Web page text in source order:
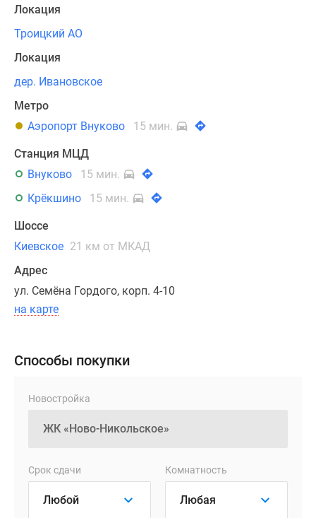
монолитно-
кирпичной
технологии,
обеспечивает
всем
зданиям
дополнительную
прочность
и
теплоизоляционные
и
характеристики.
Многоквартирные
рассчитанные
сотни
квартир,
различные
форматы
функциональных
лотов
Локация
Троицкий АО
Локация
дер. Ивановское
Метро
Аэропорт Внуково
15 мин.
Станция МЦД
Внуково
15 мин.
Крёкшино
15 мин.
Шоссе
Киевское 21 км от МКАД
Адрес
ул. Семёна Гордого, корп. 4-10
на карте
Способы покупки
Новостройка
Срок сдачи Комнатность